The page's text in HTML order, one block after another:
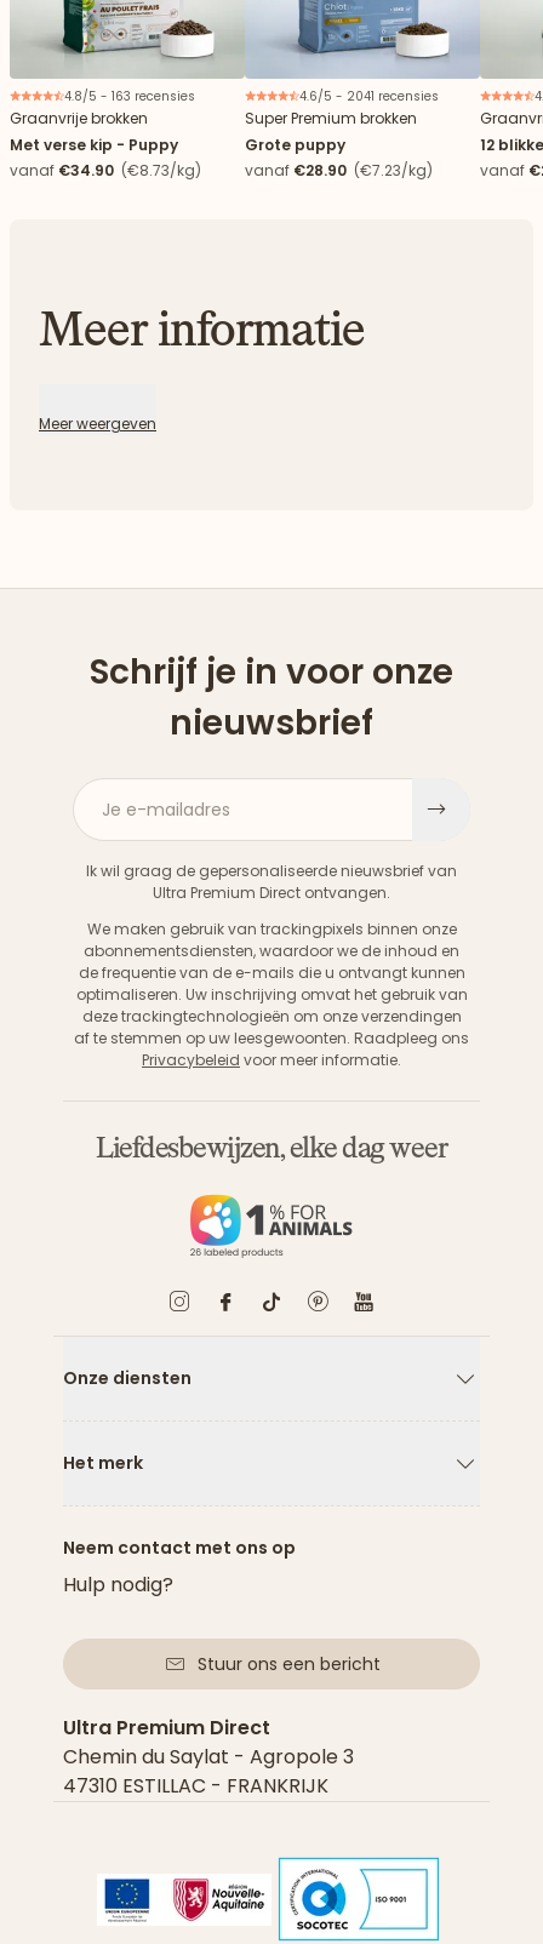
4.8/5 - 163 recensies
Graanvrije brokken
Met verse kip - Puppy
vanaf €34.90 (€8.73/kg)
4.6/5 - 2041 recensies
Super Premium brokken
Grote puppy
vanaf €28.90 (€7.23/kg)
12
kalkoen
vanaf
Meer informatie
Meer weergeven
Schrijf je in voor onze
nieuwsbrief
Je e-mailadres
Ik wil graag de gepersonaliseerde nieuwsbrief van
Ultra Premium Direct ontvangen.
We maken gebruik van trackingpixels binnen onze
abonnementsdiensten, waardoor we de inhoud en
de frequentie van de e-mails die u ontvangt kunnen
optimaliseren. Uw inschrijving omvat het gebruik van
deze trackingtechnologieën om onze verzendingen
af te stemmen op uw leesgewoonten. Raadpleeg ons
Privacybeleid voor meer informatie.
Liefdesbewijzen, elke dag weer
Onze diensten
Het merk
Neem contact met ons op
Hulp nodig?
Stuur ons een bericht
Ultra Premium Direct
Chemin du Saylat - Agropole 3
47310 ESTILLAC - FRANKRIJK